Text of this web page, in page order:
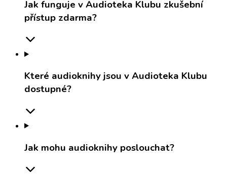
Jak funguje v Audioteka Klubu zkušební
přístup zdarma?
Které audioknihy jsou v Audioteka Klubu
dostupné?
Jak mohu audioknihy poslouchat?